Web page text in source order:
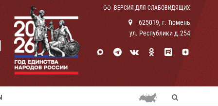
ВЕРСИЯ ДЛЯ СЛАБОВИДЯЩИХ
625019, г. Тюмень
ул. Республики д.254